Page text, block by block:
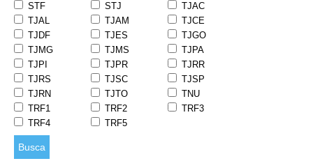
STF STJ
TJAC
TJAL
TJAM
TJCE
TJDF
TJES
TJGO
TJMG
TJMS
TJPA
TJPI
TJPR
TJRR
TJRS
TJSC
TJSP
TJRN
TJTO
TNU
TRF1
TRF2
TRF3
TRF4
TRF5
Busca